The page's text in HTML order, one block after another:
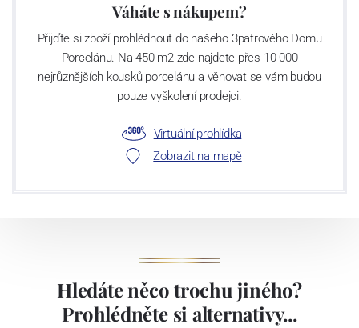
Váháte s nákupem?
Přijďte si zboží prohlédnout do našeho 3patrového Domu
Porcelánu. Na 450 m2 zde najdete přes 10 000
nejrůznějších kousků porcelánu a věnovat se vám budou
pouze vyškolení prodejci.
Virtuální prohlídka
Zobrazit na mapě
Hledáte něco trochu jiného?
Prohlédněte si alternativy...